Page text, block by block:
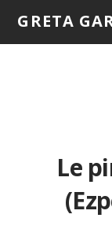
GRETA
Le